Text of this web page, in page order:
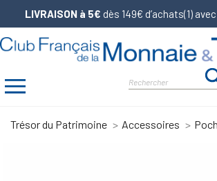
LIVRAISON à 5€ dès 149€ d’achats(1)
Trésor du Patrimoine Accessoires